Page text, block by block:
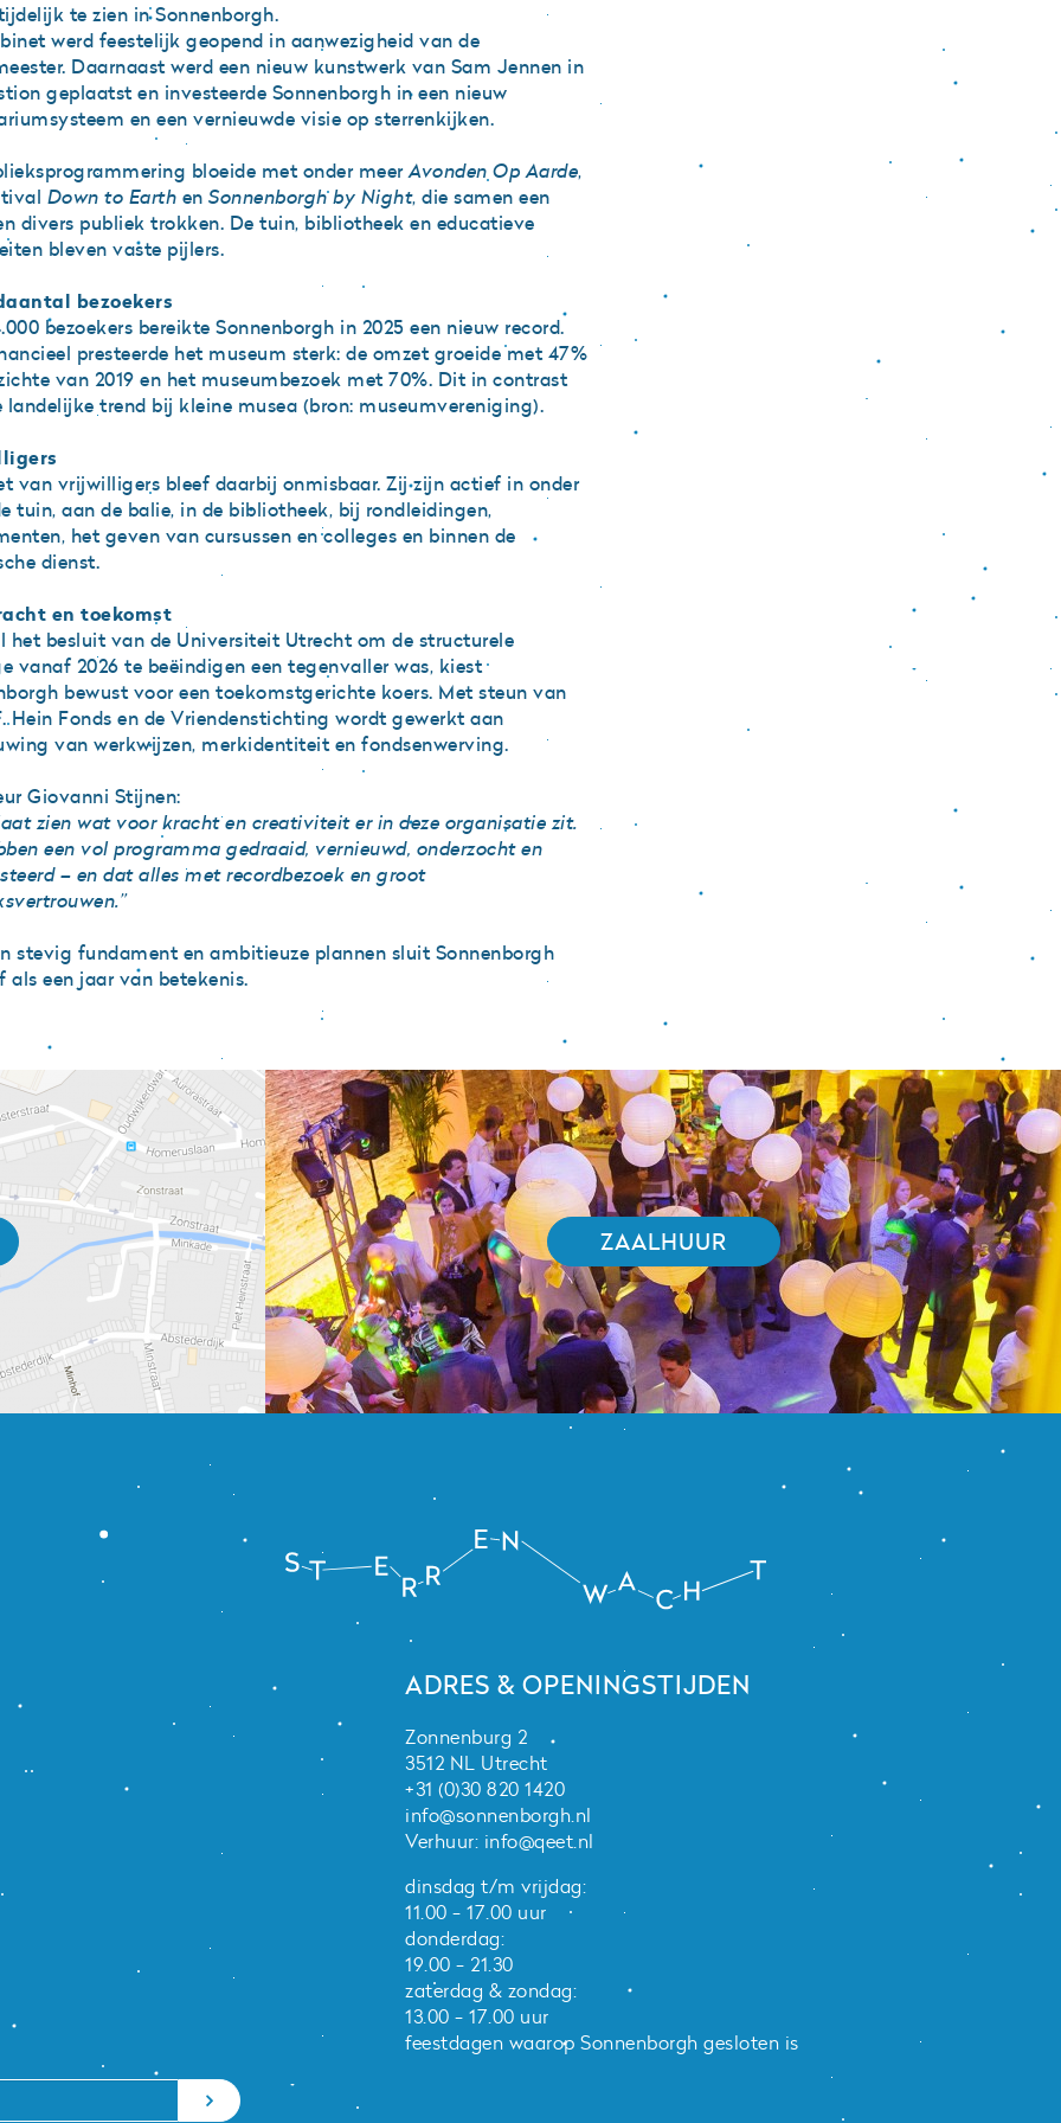
te zien in Sonnenborgh.
werd feestelijk geopend in aanwezigheid van de
Daarnaast werd een nieuw kunstwerk van Sam Jennen in
geplaatst en investeerde Sonnenborgh in een nieuw
en een vernieuwde visie op sterrenkijken.
bloeide met onder meerAvonden Op Aarde,
Down to Earth en Sonnenborgh by Night, die samen een
divers publiek trokken. De tuin, bibliotheek en educatieve
bleven vaste pijlers.
bezoekers
bezoekers bereikte Sonnenborgh in 2025 een nieuw record.
presteerde het museum sterk: de omzet groeide met 47%
van 2019 en het museumbezoek met 70%. Dit in contrast
landelijke trend bij kleine musea (bron: museumvereniging).
van vrijwilligers bleef daarbij onmisbaar. Zij zijn actief in onder
tuin, aan de balie, in de bibliotheek, bij rondleidingen,
het geven van cursussen en colleges en binnen de
dienst.
en toekomst
het besluit van de Universiteit Utrecht om de structurele
vanaf 2026 te beëindigen een tegenvaller was, kiest
bewust voor een toekomstgerichte koers. Met steun van
Hein Fonds en de Vriendenstichting wordt gewerkt aan
van werkwijzen, merkidentiteit en fondsenwerving.
Giovanni Stijnen:
zien wat voor kracht en creativiteit er in deze organisatie zit.
een vol programma gedraaid, vernieuwd, onderzocht en
– en dat alles met recordbezoek en groot
stevig fundament en ambitieuze plannen sluit Sonnenborgh
als een jaar van betekenis.
ZAALHUUR
ADRES & OPENINGSTIJDEN
Zonnenburg 2
3512 NL Utrecht
+31 (0)30 820 1420
info@sonnenborgh.nl
Verhuur: info@qeet.nl
dinsdag t/m vrijdag:
11.00 - 17.00 uur
donderdag:
19.00 - 21.30
zaterdag & zondag:
13.00 - 17.00 uur
feestdagen waarop Sonnenborgh gesloten is